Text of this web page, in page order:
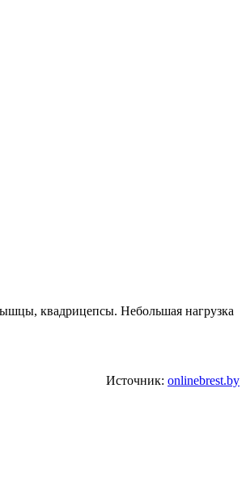
квадрицепсы. Небольшая нагрузка
Источник: onlinebrest.by